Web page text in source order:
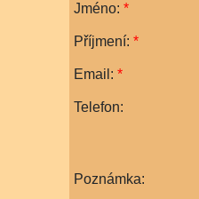
Jméno:*
Příjmení:*
Email:*
Telefon:
Poznámka: